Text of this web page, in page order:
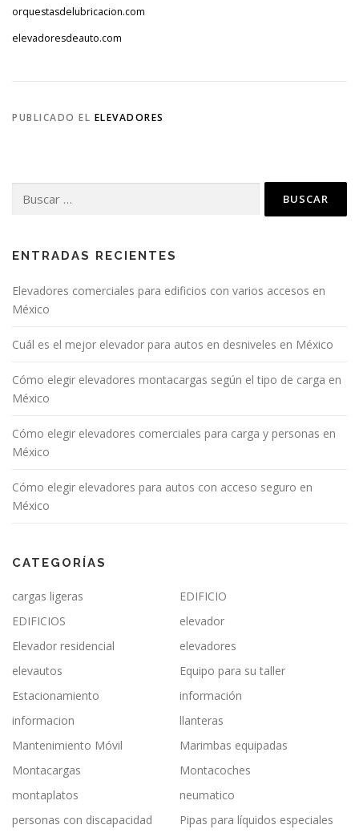
orquestasdelubricacion.com
elevadoresdeauto.com
PUBLICADO EL ELEVADORES
ENTRADAS RECIENTES
Elevadores comerciales para edificios con varios accesos en
México
Cuál es el mejor elevador para autos en desniveles en México
Cómo elegir elevadores montacargas según el tipo de carga en
México
Cómo elegir elevadores comerciales para carga y personas en
México
Cómo elegir elevadores para autos con acceso seguro en
México
CATEGORÍAS
cargas ligeras
EDIFICIO
EDIFICIOS
elevador
Elevador residencial
elevadores
elevautos
Equipo para su taller
Estacionamiento
información
informacion
llanteras
Mantenimiento Móvil
Marimbas equipadas
Montacargas
Montacoches
montaplatos
neumatico
personas con discapacidad
Pipas para líquidos especiales